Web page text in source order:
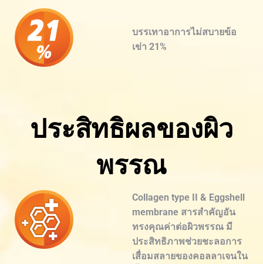
บรรเทาอาการไม่สบายข้อ
เข่า 21%
ประสิทธิผลของผิว
พรรณ
Collagen type II & Eggshell
membrane สารสำคัญอัน
ทรงคุณค่าต่อผิวพรรณ มี
ประสิทธิภาพช่วยชะลอการ
เสื่อมสลายของคอลลาเจนใน